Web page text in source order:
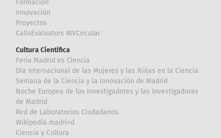
Formación
Innovación
Proyectos
Call4Evaluators RIVCircular
Cultura Científica
Feria Madrid es Ciencia
Día Internacional de las Mujeres y las Niñas en la Ciencia
Semana de la Ciencia y la Innovación de Madrid
Noche Europea de los Investigadores y las Investigadoras
de Madrid
Red de Laboratorios Ciudadanos
Wikipedia madri+d
Ciencia y Cultura